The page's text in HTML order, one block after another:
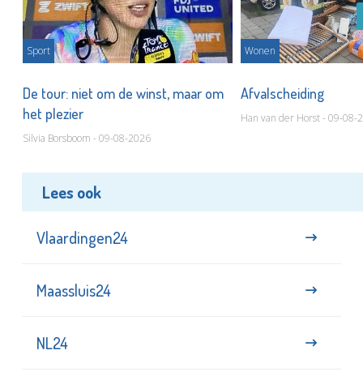
Sport
De tour: niet om de winst, maar om
het plezier
Silvia Borsboom - 09-08-2026
Wonen
Afvalscheiding
Han van der Horst - 09-08-
Lees ook
Vlaardingen24
Maassluis24
NL24